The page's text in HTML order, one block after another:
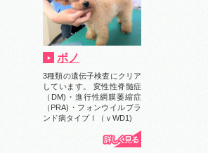
ボノ
3種類の遺伝子検査にクリア
しています。 変性性脊髄症
（DM)・進行性網膜萎縮症
（PRA)・フォンウイルブラ
ンド病タイプⅠ（ｖWD1)